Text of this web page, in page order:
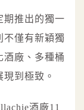
期推出的獨一
不僅有新穎獨
酒廠、多種桶
到極致。
酒廠11